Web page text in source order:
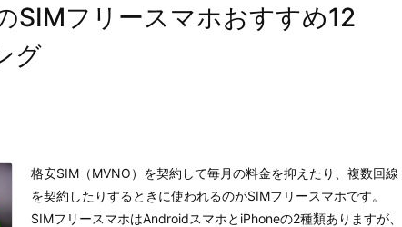
SIMフリースマホおすすめ12
グ
格安SIM（MVNO）を契約して毎月の料金を抑えたり、複数回線
を契約したりするときに使われるのがSIMフリースマホです。
SIMフリースマホはAndroidスマホとiPhoneの2種類ありますが、